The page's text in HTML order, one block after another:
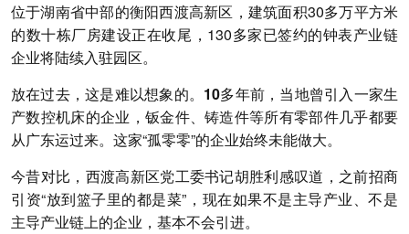
位于湖南省中部的衡阳西渡高新区，建筑面积30多万平方米
的数十栋厂房建设正在收尾，130多家已签约的钟表产业链
企业将陆续入驻园区。
放在过去，这是难以想象的。10多年前，当地曾引入一家生
产数控机床的企业，钣金件、铸造件等所有零部件几乎都要
从广东运过来。 这家“孤零零”的企业始终未能做大。
今昔对比，西渡高新区党工委书记胡胜利感叹道，之前招商
引资“放到篮子里的都是菜”，现在如果不是主导产业、不是
主导产业链上的企业，基本不会引进。